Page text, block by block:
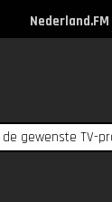
Nederland.FM